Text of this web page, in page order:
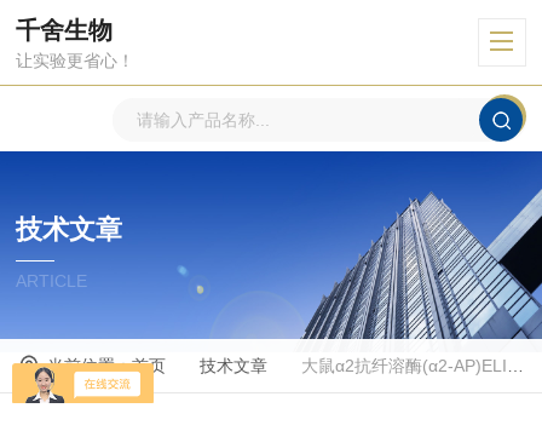
千舍生物
让实验更省心！
技术文章
ARTICLE
当前位置：首页 技术文章 大鼠α2抗纤溶酶(α2-AP)ELISA试剂盒